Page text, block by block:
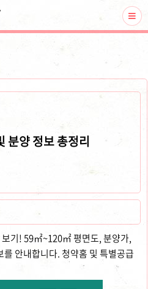
분양 정보 총정리
기! 59㎡~120㎡ 평면도, 분양가,
안내합니다. 청약홈 및 특별공급